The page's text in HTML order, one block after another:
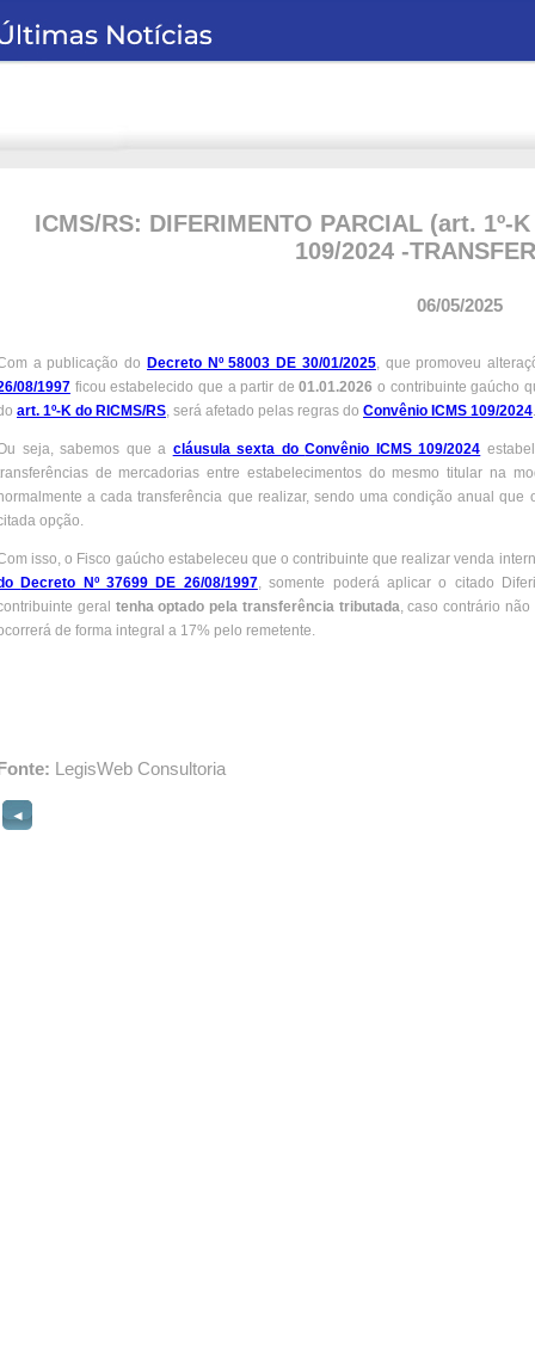
ICMS/RS: DIFERIMENTO PARCIAL (art. 1º-
109/2024 -
06/05/2025
a publicação do Decreto Nº 58003 DE 30/01/2025, que promoveu
08/1997 ficou estabelecido que a partir de01.01.2026 o contribuinte gaúcho
art. 1º-K do RICMS/RS, será afetado pelas regras do Convênio ICMS 109/2024.
seja, sabemos que a cláusula sexta doConvênio ICMS 109/2024
de mercadorias entre estabelecimentos do mesmo titular na
a cada transferência que realizar, sendo uma condição anual
opção.
isso, o Fisco gaúcho estabeleceu que o contribuinte que realizar venda
Decreto Nº 37699 DE 26/08/1997, somente poderá aplicar o citado
geral tenha optado pela transferência tributada, caso contrário
de forma integral a 17% pelo remetente.
LegisWeb Consultoria
◄